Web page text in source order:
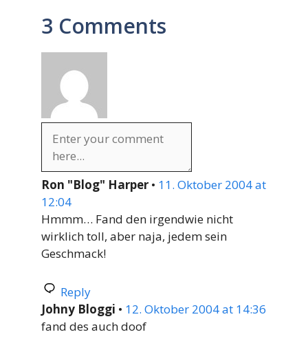
3 Comments
Ron "Blog" Harper • 11. Oktober 2004 at
12:04
Hmmm… Fand den irgendwie nicht
wirklich toll, aber naja, jedem sein
Geschmack!
Reply
Johny Bloggi • 12. Oktober 2004 at 14:36
fand des auch doof